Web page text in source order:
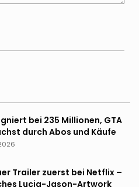
bei 235 Millionen, GTA
durch Abos und Käufe
Trailer zuerst bei Netflix –
Lucia-Jason-Artwork